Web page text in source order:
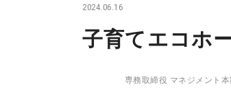
2024.06.16
子育てエコホ
専務取締役 マネジメント